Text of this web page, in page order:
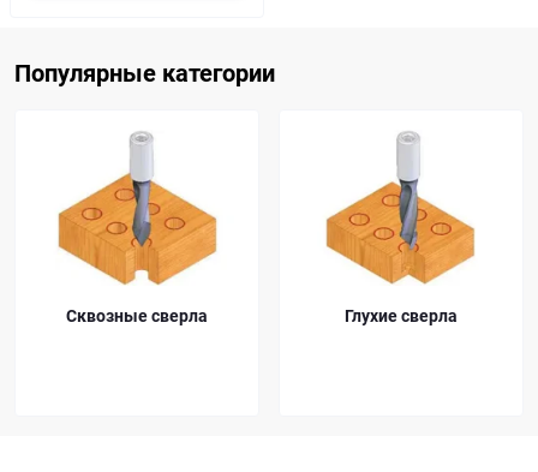
Популярные категории
Сквозные сверла Глухие сверла